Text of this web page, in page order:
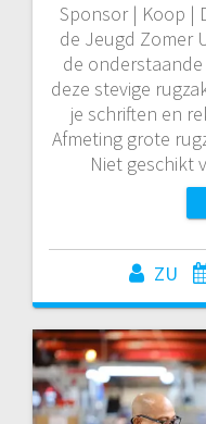
Sponsor | Koop |
de Jeugd Zomer
de
deze stevige
je schriften en
Afmeting grote
Niet geschikt
ZU